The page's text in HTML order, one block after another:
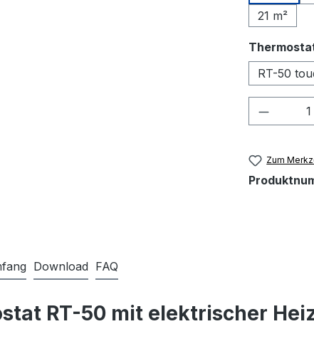
21 m²
RT-50
Zum
Download FAQ
RT-50 mit elektrischer